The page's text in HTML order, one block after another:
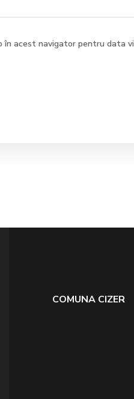
în acest navigator pentru data
COMUNA CIZER